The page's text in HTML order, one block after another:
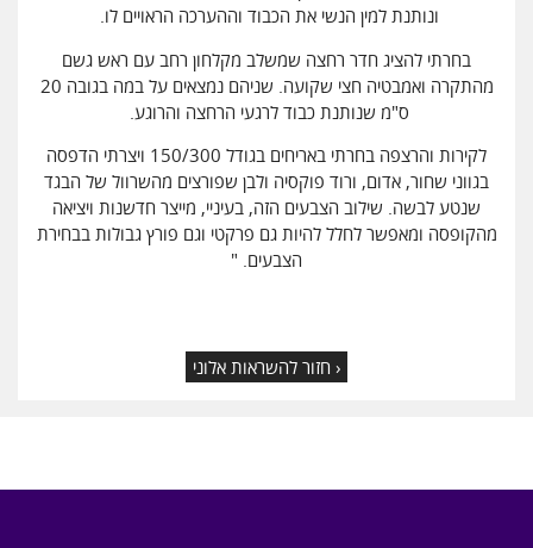
ונותנת למין הנשי את הכבוד וההערכה הראויים לו.
בחרתי להציג חדר רחצה שמשלב מקלחון רחב עם ראש גשם
מהתקרה ואמבטיה חצי שקועה. שניהם נמצאים על במה בגובה 20
ס"מ שנותנת כבוד לרגעי הרחצה והרוגע.
לקירות והרצפה בחרתי באריחים בגודל 150/300 ויצרתי הדפסה
בגווני שחור, אדום, ורוד פוקסיה ולבן שפורצים מהשרוול של הבגד
שנטע לבשה. שילוב הצבעים הזה, בעיניי, מייצר חדשנות ויציאה
מהקופסה ומאפשר לחלל להיות גם פרקטי וגם פורץ גבולות בבחירת
הצבעים. "
‹ חזור להשראות אלוני